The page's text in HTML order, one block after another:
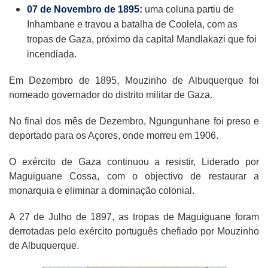
07 de Novembro de 1895: uma coluna partiu de
Inhambane e travou a batalha de Coolela, com as
tropas de Gaza, próximo da capital Mandlakazi que foi
incendiada.
Em Dezembro de 1895, Mouzinho de Albuquerque foi
nomeado governador do distrito militar de Gaza.
No final dos mês de Dezembro, Ngungunhane foi preso e
deportado para os Açores, onde morreu em 1906.
O exército de Gaza continuou a resistir, Liderado por
Maguiguane Cossa, com o objectivo de restaurar a
monarquia e eliminar a dominação colonial.
A 27 de Julho de 1897, as tropas de Maguiguane foram
derrotadas pelo exército português chefiado por Mouzinho
de Albuquerque.